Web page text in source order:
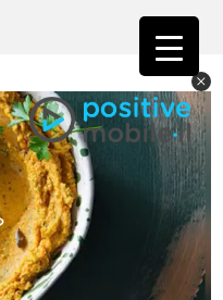
ראשי»רק מתכונים